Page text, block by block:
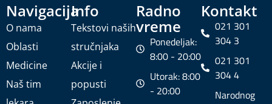
Navigacija
O nama
Oblasti
Medicine
Naš tim
Info
Tekstovi naših
stručnjaka
Akcije i
popusti
Radno
vreme
Ponedeljak:
8:00 - 20:00
Utorak: 8:00
- 20:00
Kontakt
021 301
304 3
021 301
304 4
Narodnog